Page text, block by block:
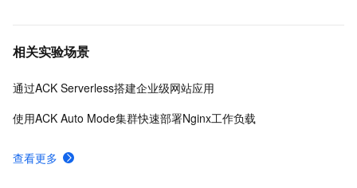
相关实验场景
通过ACK Serverless搭建企业级网站应用
使用ACK Auto Mode集群快速部署Nginx工作负载
查看更多